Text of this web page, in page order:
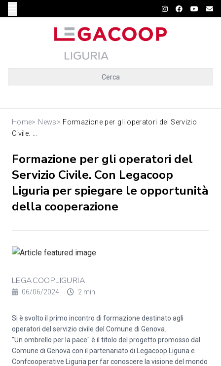
Cerca
Home> News> Formazione per gli operatori del Servizio
Civile. ...
Formazione per gli operatori del
Servizio Civile. Con Legacoop
Liguria per spiegare le opportunità
della cooperazione
LEGACOOPLIGURIA
06/06/2024 2 min
Si è svolto il primo incontro di formazione destinato agli
operatori del servizio civile del Comune di Genova.
"Un ombrello per la pace" è il titolo del progetto promosso dal
Comune di Genova con il partenariato di Legacoop Liguria e
Confcooperative Liguria per far conoscere la visione del mondo